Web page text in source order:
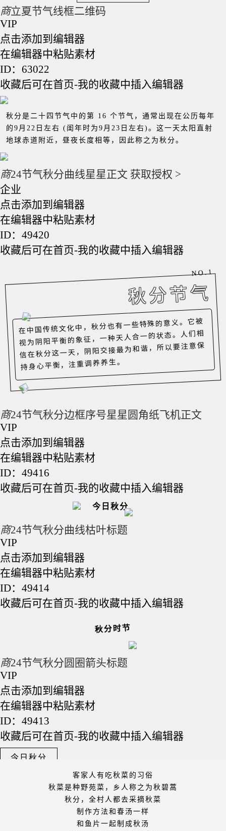
商立夏节气线框二维码
VIP
点击添加到编辑器
在编辑器中粘贴素材
ID：63022
收藏后可在首页-我的收藏中插入编辑器
秋分是二十四节气中的第 16 个节气，通常出现在公历每年
的9月22日左右 (闺年时为9月23日左右)。这一天太阳直射
地球赤道附近，昼夜长度相等，因此称之为秋分。
商24节气秋分曲线星星正文 获取授权 >
企业
点击添加到编辑器
在编辑器中粘贴素材
ID：49420
收藏后可在首页-我的收藏中插入编辑器
NO.1
秋分节气
在中国传统文化中，秋分也有一些特殊的意义。它被
视为阴阳平衡的象征，一种天人合一的状态。人们相
信在秋分这一天，阴阳交接最为和谐，所以要注意保
持身心平衡，注重调养养生。
商24节气秋分边框序号星星圆角纸飞机正文
VIP
点击添加到编辑器
在编辑器中粘贴素材
ID：49416
收藏后可在首页-我的收藏中插入编辑器
今日秋分
商24节气秋分曲线枯叶标题
VIP
点击添加到编辑器
在编辑器中粘贴素材
ID：49414
收藏后可在首页-我的收藏中插入编辑器
秋分时节
商24节气秋分圆圈箭头标题
VIP
点击添加到编辑器
在编辑器中粘贴素材
ID：49413
收藏后可在首页-我的收藏中插入编辑器
今日秋分
客家人有吃秋菜的习俗
秋菜是种野苑菜，乡人称之为秋碧蒿
秋分，全村人都去采摘秋菜
制作方法和春汤一样
和鱼片一起制成秋汤